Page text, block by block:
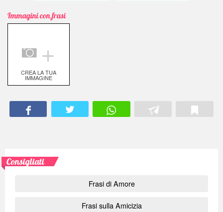
Immagini con frasi
＋
CREA LA TUA
IMMAGINE
Consigliati
Frasi di Amore
Frasi sulla Amicizia